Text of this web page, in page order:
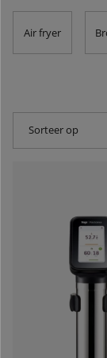
waterbad op
vaardige
rijstkoker om
wafelijzers,
Air fryer
Sorteer op